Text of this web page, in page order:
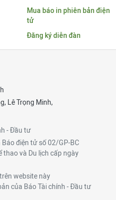
Mua báo in phiên bản điện
tử
Đăng ký diễn đàn
, Lê Trọng Minh,
- Đầu tư
điện tử số 02/GP-BC
thao và Du lịch cấp ngày
website này
của Báo Tài chính - Đầu tư